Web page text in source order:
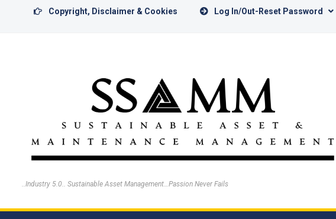
Copyright, Disclaimer & Cookies Log In/Out-Reset Password
..Industry 5.0.. Sustainable Asset Management…Passion Never Fails